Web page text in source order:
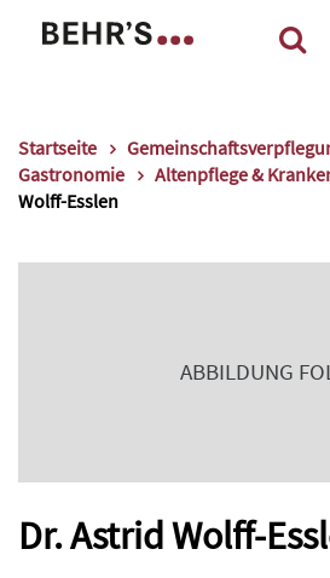
Startseite
Gastronomie
Altenpflege &
Wolff-Esslen
ABBILDUNG
Dr. Astrid Wolff-